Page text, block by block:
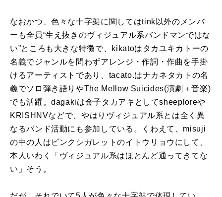
なおかつ、色々な十字架に関してはtink以外のメンバ
ーも全員“生え抜きのヴィジュアル系バンドマンではな
い”ところも大きな特徴で、kikatoはタカユキカトーの
名義でジャンルを問わずアレンジ・作詞・作曲を手掛
けるアーティストであり、tacato.はナカネタカトの名
義でソロ弾き語りやThe Mellow Suicides(演劇＋音楽)
でも活躍。dagakiは金子タカアキとしてsheeploreや
KRISHNVなどで、やはりヴィジュアル系とは全く異
なるバンド活動にも参加している。くわえて、misuji
の中の人はピンクシガレットのイトウリョウにして、
本人いわく「ヴィジュアル系はほとんど通ってきてな
い」そう。